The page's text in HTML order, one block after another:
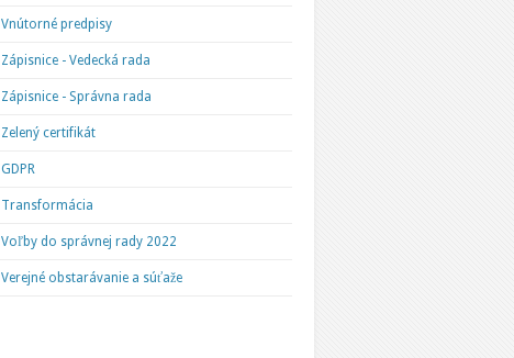
Vnútorné predpisy
Zápisnice - Vedecká rada
Zápisnice - Správna rada
Zelený certifikát
GDPR
Transformácia
Voľby do správnej rady 2022
Verejné obstarávanie a súťaže